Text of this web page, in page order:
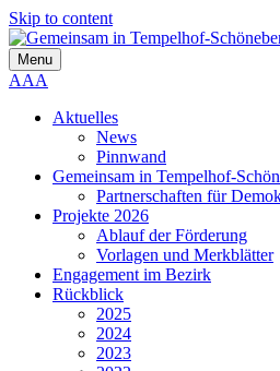
Skip to content
Menu
AAA
Aktuelles
News
Pinnwand
Gemeinsam in Tempelhof-
Partnerschaften für
Projekte 2026
Ablauf der Förderung
Vorlagen und Merkblätter
Engagement im Bezirk
Rückblick
2025
2024
2023